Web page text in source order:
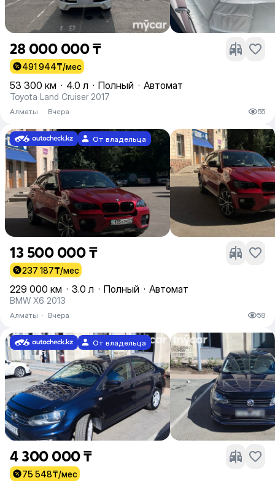
28 000 000 ₸
491 944₸/мес
53 300 км · 4.0 л · Полный · Автомат
Toyota Land Cruiser 2017
Алматы · Вчера 55
От владельца
13 500 000 ₸
237 187₸/мес
229 000 км · 3.0 л · Полный · Автомат
BMW X6 2013
Алматы · Вчера 58
От владельца
4 300 000 ₸
75 548₸/мес